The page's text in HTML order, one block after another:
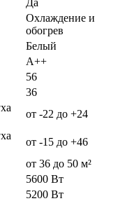
Охлаждение и
обогрев
Белый
А++
56
36
от -22 до +24
от -15 до +46
от 36 до 50 м²
5600 Вт
5200 Вт